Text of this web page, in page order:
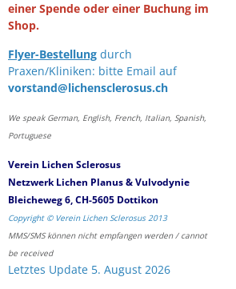
einer Spende oder einer Buchung im
Shop.
Flyer-Bestellung durch
Praxen/Kliniken: bitte Email auf
vorstand@lichensclerosus.ch
We speak German, English, French, Italian, Spanish,
Portuguese
Verein Lichen Sclerosus
Netzwerk Lichen Planus & Vulvodynie
Bleicheweg 6, CH-5605 Dottikon
Copyright © Verein Lichen Sclerosus 2013
MMS/SMS können nicht empfangen werden / cannot
be received
Letztes Update 5. August 2026